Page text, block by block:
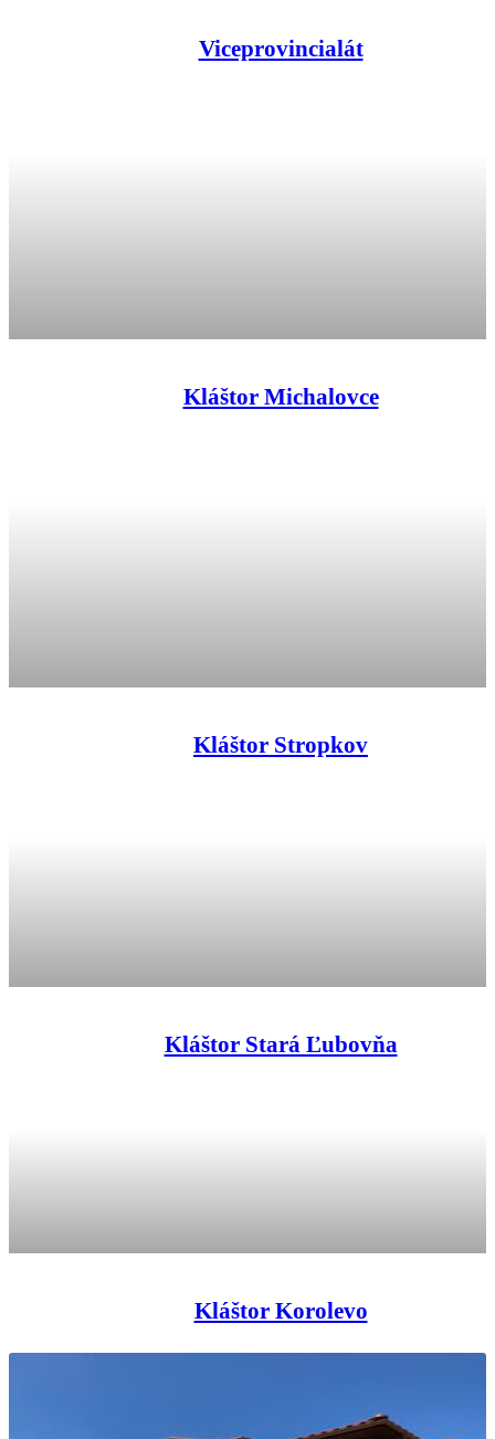
Viceprovincialát
Kláštor Michalovce
Kláštor Stropkov
Kláštor Stará Ľubovňa
Kláštor Korolevo